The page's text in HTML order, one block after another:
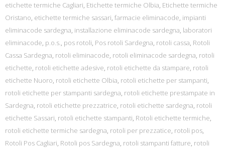
etichette termiche Cagliari, Etichette termiche Olbia, Etichette termiche
Oristano, etichette termiche sassari, farmacie eliminacode, impianti
eliminacode sardegna, installazione eliminacode sardegna, laboratori
eliminacode, p.o.s., pos rotoli, Pos rotoli Sardegna, rotoli cassa, Rotoli
Cassa Sardegna, rotoli eliminacode, rotoli eliminacode sardegna, rotoli
etichette, rotoli etichette adesive, rotoli etichette da stampare, rotoli
etichette Nuoro, rotoli etichette Olbia, rotoli etichette per stampanti,
rotoli etichette per stampanti sardegna, rotoli etichette prestampate in
Sardegna, rotoli etichette prezzatrice, rotoli etichette sardegna, rotoli
etichette Sassari, rotoli etichette stampanti, Rotoli etichette termiche,
rotoli etichette termiche sardegna, rotoli per prezzatice, rotoli pos,
Rotoli Pos Cagliari, Rotoli pos Sardegna, rotoli stampanti fatture, rotoli